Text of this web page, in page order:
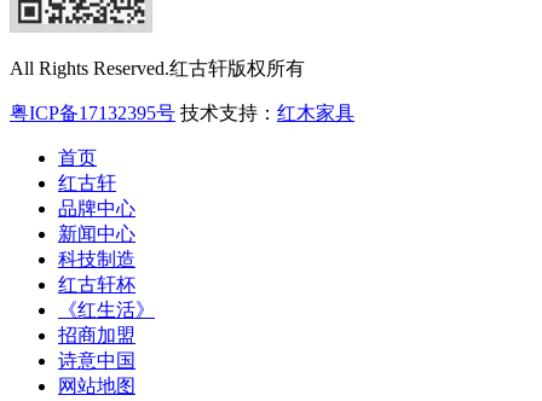
All Rights Reserved.红古轩版权所有
粤ICP备17132395号 技术支持： 红木家具
首页
红古轩
品牌中心
新闻中心
科技制造
红古轩杯
《红生活》
招商加盟
诗意中国
网站地图